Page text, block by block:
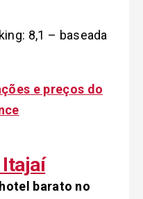
8,1 – baseada
e preços do
hotel barato no